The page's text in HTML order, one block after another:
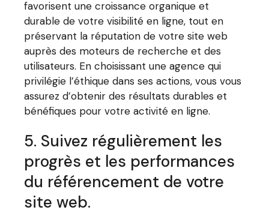
favorisent une croissance organique et
durable de votre visibilité en ligne, tout en
préservant la réputation de votre site web
auprès des moteurs de recherche et des
utilisateurs. En choisissant une agence qui
privilégie l’éthique dans ses actions, vous vous
assurez d’obtenir des résultats durables et
bénéfiques pour votre activité en ligne.
5. Suivez régulièrement les
progrès et les performances
du référencement de votre
site web.